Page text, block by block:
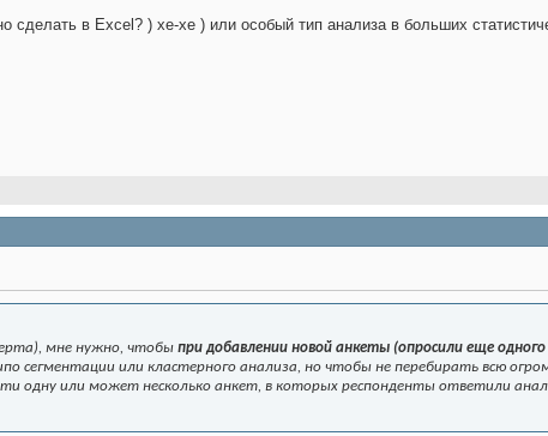
сделать в Excel? ) хе-хе ) или особый тип анализа в больших
мне нужно, чтобы при добавлении новой анкеты (опросили еще
сегментации или кластерного анализа, но чтобы не перебирать всю
одну или может несколько анкет, в которых респонденты ответили